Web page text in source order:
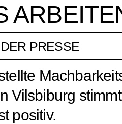
PRESSE
Vilsbiburg
positiv.